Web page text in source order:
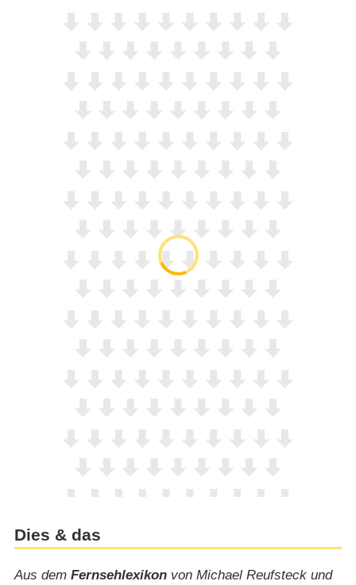
Dies & das
Aus dem Fernsehlexikonvon Michael Reufsteck und